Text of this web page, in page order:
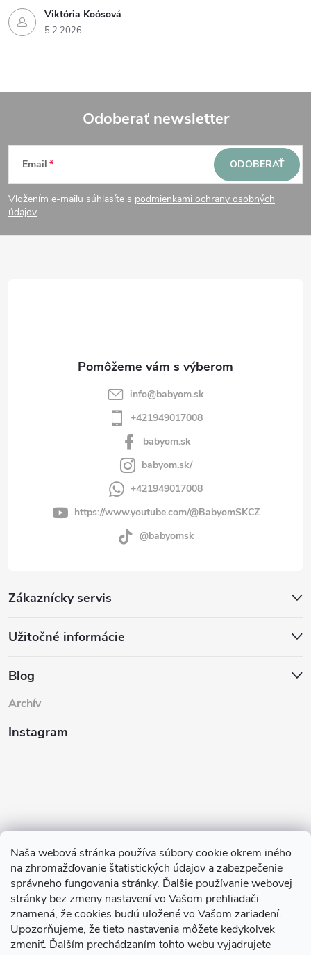
Naša webová stránka používa súbory cookie okrem iného
na zhromažďovanie štatistických údajov a zabezpečenie
správneho fungovania stránky. Ďalšie používanie webovej
stránky bez zmeny nastavení vo Vašom prehliadači
znamená, že cookies budú uložené vo Vašom zariadení.
Upozorňujeme, že tieto nastavenia môžete kedykoľvek
zmeniť. Ďalším prechádzaním tohto webu vyjadrujete
Viktória Koósová
5.2.2026
Z
á
p
Odoberať newsletter
Email
Vložením e-mailu súhlasíte s podmienkami ochrany osobných
údajov
ODOBERAŤ
Zákaznícky servis
Užitočné informácie
Blog
Archív
info@babyom.sk
+421949017008
babyom.sk
babyom.sk/
+421949017008
https://www.youtube.com/@BabyomSKCZ
@babyomsk
Instagram
Sledovať na Instagrame
TIk Tok Instagram Facebook